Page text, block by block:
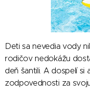
Deti sa nevedia vody
rodičov nedokážu
deň šantili. A dospelí si
zodpovednosti za